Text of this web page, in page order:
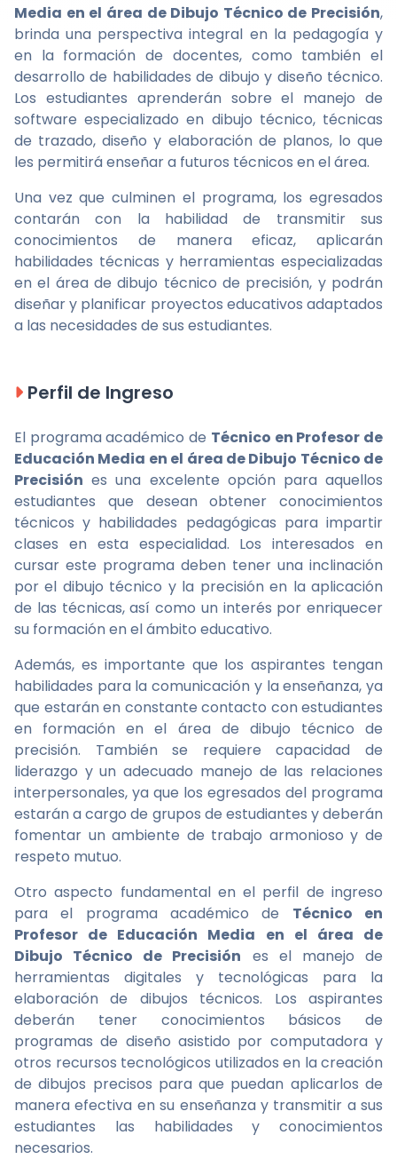
Media en el área de Dibujo Técnico de Precisión,
brinda una perspectiva integral en la pedagogía y
en la formación de docentes, como también el
desarrollo de habilidades de dibujo y diseño técnico.
Los estudiantes aprenderán sobre el manejo de
software especializado en dibujo técnico, técnicas
de trazado, diseño y elaboración de planos, lo que
les permitirá enseñar a futuros técnicos en el área.
Una vez que culminen el programa, los egresados
contarán con la habilidad de transmitir sus
conocimientos de manera eficaz, aplicarán
habilidades técnicas y herramientas especializadas
en el área de dibujo técnico de precisión, y podrán
diseñar y planificar proyectos educativos adaptados
a las necesidades de sus estudiantes.
Perfil de Ingreso
El programa académico de Técnico en Profesor de
Educación Media en el área de Dibujo Técnico de
Precisión es una excelente opción para aquellos
estudiantes que desean obtener conocimientos
técnicos y habilidades pedagógicas para impartir
clases en esta especialidad. Los interesados en
cursar este programa deben tener una inclinación
por el dibujo técnico y la precisión en la aplicación
de las técnicas, así como un interés por enriquecer
su formación en el ámbito educativo.
Además, es importante que los aspirantes tengan
habilidades para la comunicación y la enseñanza, ya
que estarán en constante contacto con estudiantes
en formación en el área de dibujo técnico de
precisión. También se requiere capacidad de
liderazgo y un adecuado manejo de las relaciones
interpersonales, ya que los egresados del programa
estarán a cargo de grupos de estudiantes y deberán
fomentar un ambiente de trabajo armonioso y de
respeto mutuo.
Otro aspecto fundamental en el perfil de ingreso
para el programa académico de Técnico en
Profesor de Educación Media en el área de
Dibujo Técnico de Precisión es el manejo de
herramientas digitales y tecnológicas para la
elaboración de dibujos técnicos. Los aspirantes
deberán tener conocimientos básicos de
programas de diseño asistido por computadora y
otros recursos tecnológicos utilizados en la creación
de dibujos precisos para que puedan aplicarlos de
manera efectiva en su enseñanza y transmitir a sus
estudiantes las habilidades y conocimientos
necesarios.